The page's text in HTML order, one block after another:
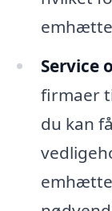
Service
firmaer
du kan